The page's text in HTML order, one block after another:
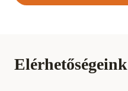
Elérhetőségeink